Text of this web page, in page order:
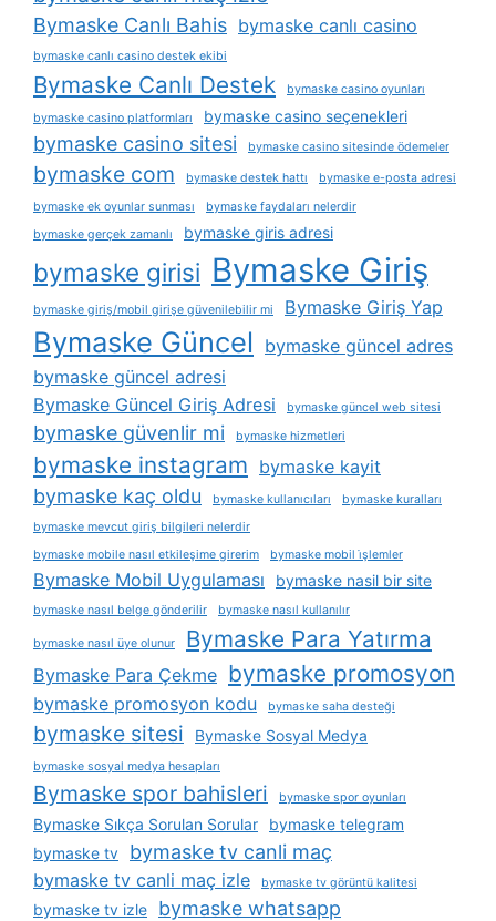
Bymaske Canlı Bahis bymaske canlı casino
bymaske canlı casino destek ekibi
Bymaske Canlı Destek
bymaske casino oyunları
bymaske casino platformları
bymaske casino seçenekleri
bymaske casino sitesi bymaske casino sitesinde ödemeler
bymaske com bymaske destek hattı
bymaske e-posta adresi
bymaske ek oyunlar sunması
bymaske faydaları nelerdir
bymaske gerçek zamanlı
bymaske giris adresi
bymaske girisi Bymaske Giriş
bymaske giriş/mobil girişe güvenilebilir mi Bymaske Giriş Yap
Bymaske Güncel
bymaske güncel adres
bymaske güncel adresi
Bymaske Güncel Giriş Adresi
bymaske güncel web sitesi
bymaske güvenlir mi bymaske hizmetleri
bymaske instagram bymaske kayit
bymaske kaç oldu bymaske kullanıcıları
bymaske kuralları
bymaske mevcut giriş bilgileri nelerdir
bymaske mobile nasıl etkileşime girerim
bymaske mobil i̇şlemler
Bymaske Mobil Uygulaması bymaske nasil bir site
bymaske nasıl belge gönderilir bymaske nasıl kullanılır
bymaske nasıl üye olunur Bymaske Para Yatırma
Bymaske Para Çekme bymaske promosyon
bymaske promosyon kodu bymaske saha desteği
bymaske sitesi Bymaske Sosyal Medya
bymaske sosyal medya hesapları
Bymaske spor bahisleri bymaske spor oyunları
Bymaske Sıkça Sorulan Sorular
bymaske telegram
bymaske tv
bymaske tv canli maç
bymaske tv canli maç izle bymaske tv görüntü kalitesi
bymaske tv izle bymaske whatsapp